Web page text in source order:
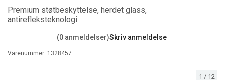
1 / 12
Premium støtbeskyttelse, herdet glass,
antirefleksteknologi
(0 anmeldelser)Skriv anmeldelse
Varenummer: 1328457